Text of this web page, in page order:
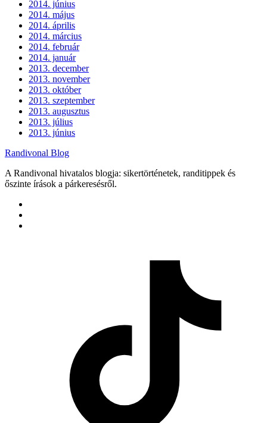
2014. június
2014. május
2014. április
2014. március
2014. február
2014. január
2013. december
2013. november
2013. október
2013. szeptember
2013. augusztus
2013. július
2013. június
Randivonal Blog
A Randivonal hivatalos blogja: sikertörténetek, randitippek és
őszinte írások a párkeresésről.